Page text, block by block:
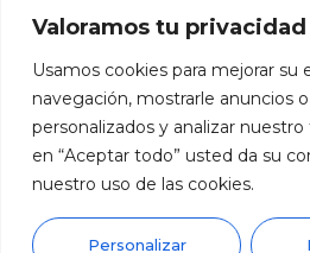
Valoramos tu privacidad
Usamos cookies para mejorar su
navegación, mostrarle anuncios
personalizados y analizar
en “Aceptar todo” usted da su
nuestro uso de las cookies.
Personalizar
BENEFICIARIA DEL PROGRAMA
SOCIAL FINANCIADO POR EL
ESTATAL
FINANCIADO POR LA UNIÓN